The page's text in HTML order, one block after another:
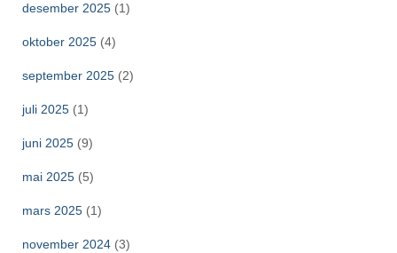
desember 2025 (1)
oktober 2025 (4)
september 2025 (2)
juli 2025 (1)
juni 2025 (9)
mai 2025 (5)
mars 2025 (1)
november 2024 (3)